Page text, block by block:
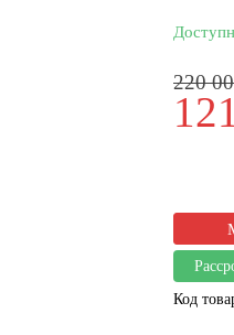
220
Код